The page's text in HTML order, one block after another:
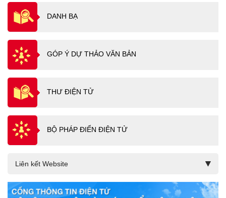
DANH BẠ
GÓP Ý DỰ THẢO VĂN BẢN
THƯ ĐIỆN TỬ
BỘ PHÁP ĐIỂN ĐIỆN TỬ